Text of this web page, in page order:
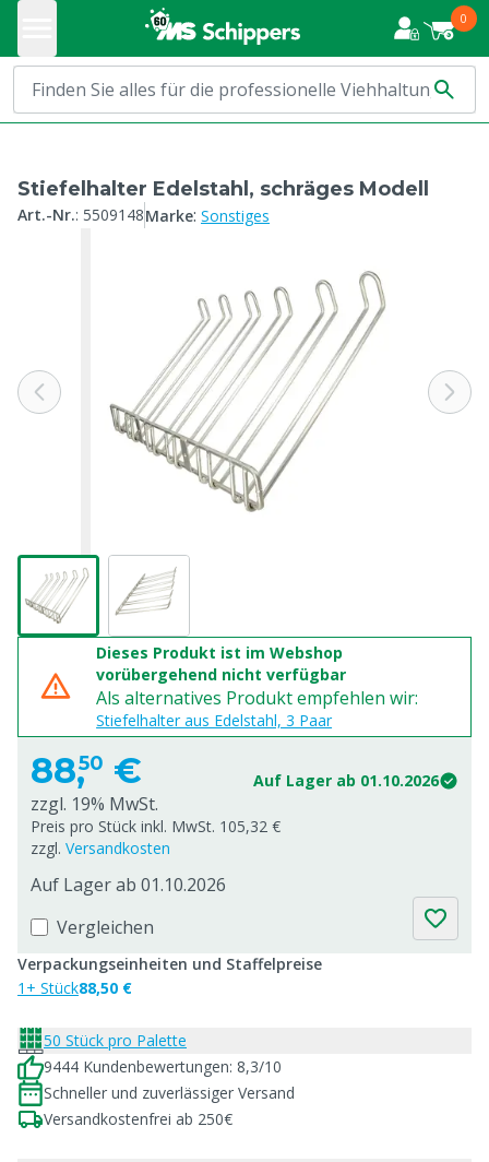
0
Stiefelhalter Edelstahl, schräges Modell
Art.-Nr.: 5509148Marke: Sonstiges
Dieses Produkt ist im Webshop
vorübergehend nicht verfügbar
Als alternatives Produkt empfehlen wir:
Stiefelhalter aus Edelstahl, 3 Paar
88,50 € Auf Lager ab 01.10.2026
zzgl. 19% MwSt.
Preis pro Stück inkl. MwSt. 105,32 €
zzgl. Versandkosten
Auf Lager ab 01.10.2026
Vergleichen
Verpackungseinheiten und Staffelpreise
1+ Stück88,50 €
50 Stück pro Palette
9444 Kundenbewertungen: 8,3/10
Schneller und zuverlässiger Versand
Versandkostenfrei ab 250€